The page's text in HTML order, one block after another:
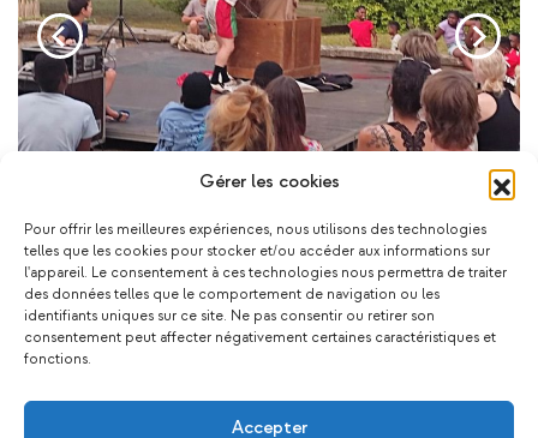
Gérer les cookies
Pour offrir les meilleures expériences, nous utilisons des technologies
telles que les cookies pour stocker et/ou accéder aux informations sur
l'appareil. Le consentement à ces technologies nous permettra de traiter
des données telles que le comportement de navigation ou les
identifiants uniques sur ce site. Ne pas consentir ou retirer son
consentement peut affecter négativement certaines caractéristiques et
fonctions.
Accepter
Ça pourrait vous plaire !